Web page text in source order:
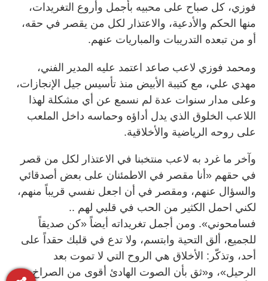
فوزي، كل صباح على محبيه بأجمل وأروع التغريدات،
منها الحكم والأدعية، والاعتذار لكل من يقصر في حقه،
أو من تبعده التدريبات والمباريات عنهم.
ومحمد فوزي لاعب صاعد اعتمد عليه المدير الفني،
مهدي علي، مع كتيبة الأبيض منذ تأسيس جيل الإنجازات،
وعلى مدار سنوات عدة لم نسمع عن أي مشكلة لهذا
اللاعب الخلوق الذي يدل أداؤه وحماسه داخل الملعب
على روحه الرياضية والأخلاقية.
وآخر ما غرد به لاعب منتخبنا في الاعتذار لكل من قصر
في حقهم «أنا مقصر في الاطمئنان على بعض أصدقائي
والسؤال عنهم، ومقصر في أن اجعل نفسي قريباً منهم،
لكني احمل الكثير من الحب في قلبي لهم ..
فسامحوني». ومن أجمل تغريداته أيضاً «كن صديقاً
للجميع، ألق التحية وابتسم، ولا تدع في قلبك حقداً على
أحد، وتذكّر: الأخلاق هي الروح التي لا تموت بعد
الرحيل»، و«ثق بأن الصوت الهادئ أقوى من الصراخ،